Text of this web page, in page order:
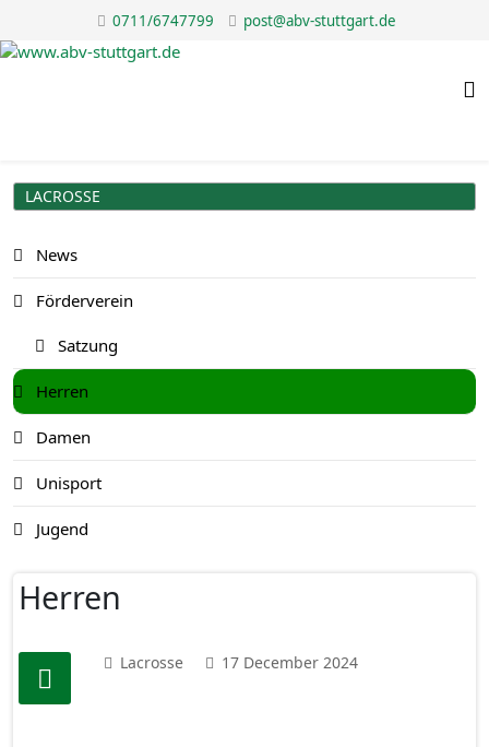
0711/6747799 post@abv-stuttgart.de
LACROSSE
News
Förderverein
Satzung
Herren
Damen
Unisport
Jugend
Herren
Lacrosse 17 December 2024